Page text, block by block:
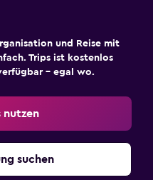
und Reise mit
Trips ist kostenlos
– egal wo.
nutzen
suchen